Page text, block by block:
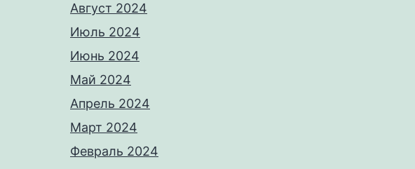
Август 2024
Июль 2024
Июнь 2024
Май 2024
Апрель 2024
Март 2024
Февраль 2024